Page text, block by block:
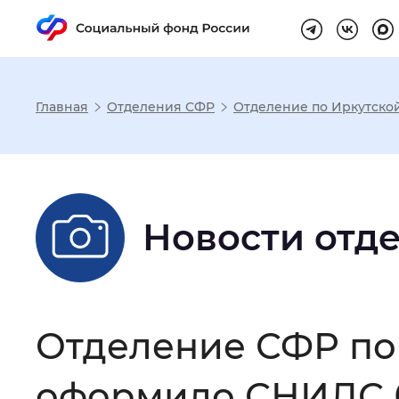
Настройка
Размер шрифта
Шрифт
Интервал между буквами:
Главная Отделения СФР Отделение по
Новости
Отделение СФР по